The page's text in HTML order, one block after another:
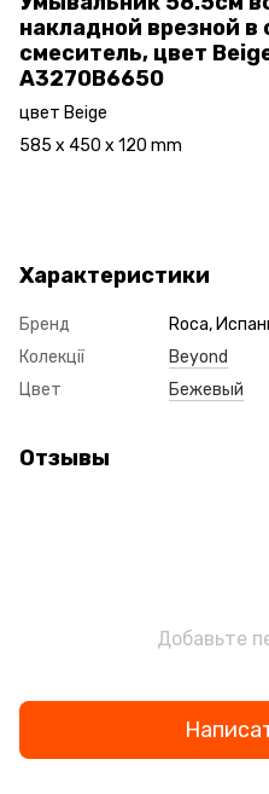
накладной врезной
смеситель, цвет
A3270B6650
цвет Beige
585 x 450 x 120 mm
Характеристики
Бренд
Roca,
Колекції
Beyond
Цвет
Бежевый
Отзывы
Добавьте